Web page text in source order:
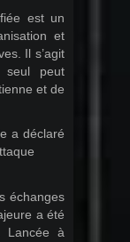
est un
et
Il s’agit
peut
et de
a déclaré
échanges
a été
Lancée à